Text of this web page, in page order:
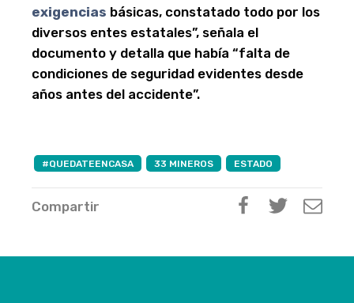
exigencias básicas, constatado todo por los
diversos entes estatales”, señala el
documento y detalla que había “falta de
condiciones de seguridad evidentes desde
años antes del accidente”.
#QUEDATEENCASA 33 MINEROS ESTADO
Compartir